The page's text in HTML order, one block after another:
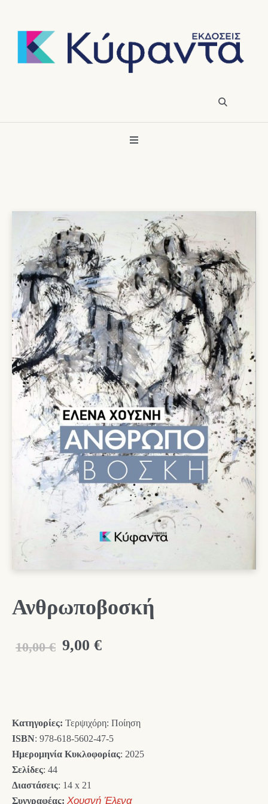
Ανθρωποβοσκή
10,00 € Original
9,00 €Η
9,00 €.
Κατηγορίες: Τερψιχόρη: Ποίηση
ISBN: 978-618-5602-47-5
Ημερομηνία Κυκλοφορίας: 2025
Σελίδες: 44
Διαστάσεις: 14 x 21
Συγγραφέας: Χουσνή Έλενα